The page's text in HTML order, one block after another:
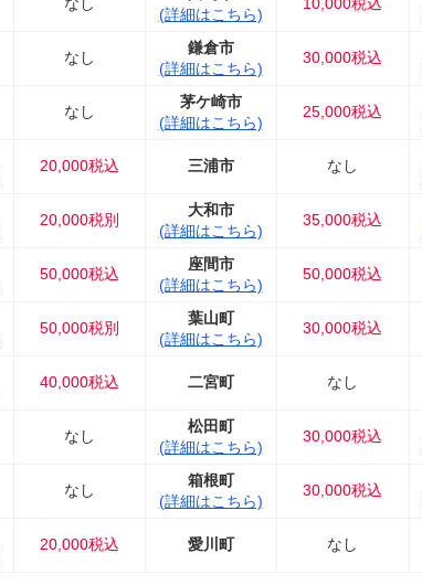
(詳細はこちら)
なし
鎌倉市
(詳細はこちら)
30,000税込
なし
茅ケ崎市
(詳細はこちら)
25,000税込
20,000税込 三浦市 なし
20,000税別
大和市
(詳細はこちら)
35,000税込
50,000税込
座間市
(詳細はこちら)
50,000税込
50,000税別
葉山町
(詳細はこちら)
30,000税込
40,000税込 二宮町 なし
なし
松田町
(詳細はこちら)
30,000税込
なし
箱根町
(詳細はこちら)
30,000税込
20,000税込 愛川町 なし